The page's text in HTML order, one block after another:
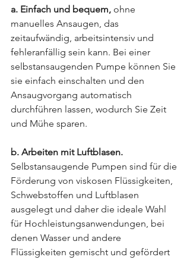
a. Einfach und bequem, ohne
manuelles Ansaugen, das
zeitaufwändig, arbeitsintensiv und
fehleranfällig sein kann. Bei einer
selbstansaugenden Pumpe können Sie
sie einfach einschalten und den
Ansaugvorgang automatisch
durchführen lassen, wodurch Sie Zeit
und Mühe sparen.
b. Arbeiten mit Luftblasen.
Selbstansaugende Pumpen sind für die
Förderung von viskosen Flüssigkeiten,
Schwebstoffen und Luftblasen
ausgelegt und daher die ideale Wahl
für Hochleistungsanwendungen, bei
denen Wasser und andere
Flüssigkeiten gemischt und gefördert